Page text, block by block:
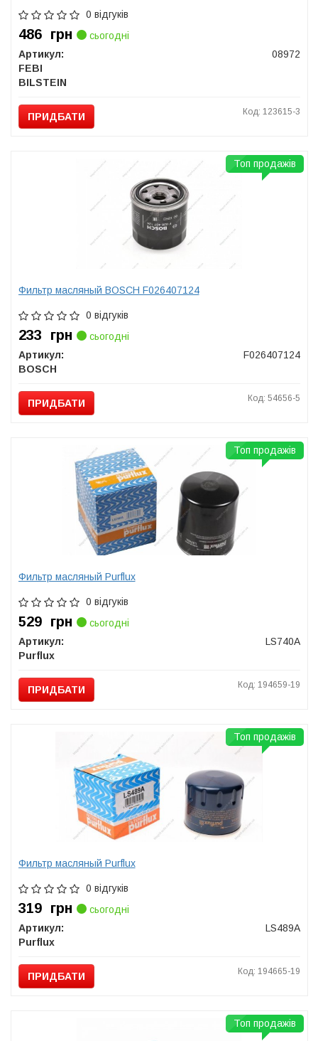
0 відгуків
486 грн
сьогодні
Артикул:
08972
FEBI
BILSTEIN
ПРИДБАТИ Код: 123615-3
Фильтр масляный BOSCH F026407124
0 відгуків
233 грн
сьогодні
Артикул:
F026407124
BOSCH
ПРИДБАТИ Код: 54656-5
Топ продажів
Фильтр масляный Purflux
0 відгуків
529 грн
сьогодні
Артикул:
LS740A
Purflux
ПРИДБАТИ Код: 194659-19
Топ продажів
Фильтр масляный Purflux
0 відгуків
319 грн
сьогодні
Артикул:
LS489A
Purflux
ПРИДБАТИ Код: 194665-19
Топ продажів
Топ продажів